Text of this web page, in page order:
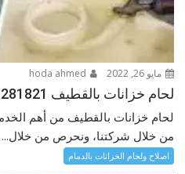
مايو 26, 2022
لحام خزانات بالقطيف 0568281821
لحام خزانات بالقطيف من أهم
من خلال شركتنا، ونحرص من خلال...
اصلاح ولحام الخزانات بالدمام